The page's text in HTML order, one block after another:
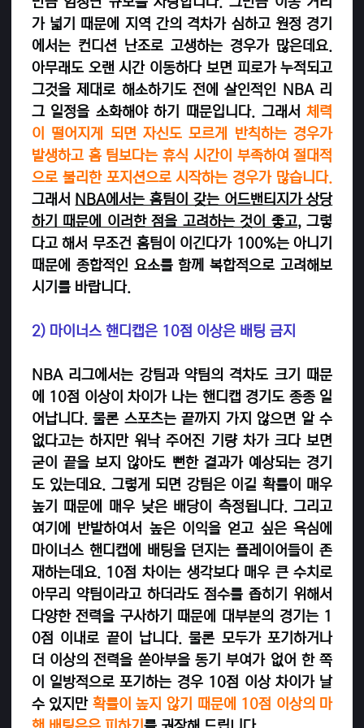
가 넓기 때문에 지역 간의 격차가 심하고 원정 경기
에서는 컨디션 난조로 고생하는 경우가 많은데요.
아무래도 오랜 시간 이동하다 보면 피로가 누적되고
그것을 제대로 해소하기도 전에 살인적인 NBA 리
그 일정을 소화해야 하기 때문입니다. 그래서체력
이 떨어지게 되면 자신도 모르게 반칙하는 경우가
발생하고 홈 팀보다는 휴식 시간이 부족하여 절대적
으로 불리한 포지션으로 시작하는 경우가 많습니다.
그래서 NBA에서는 홈팀이 갖는 어드밴티지가 상당
하기 때문에 이러한 점을 고려하는 것이 좋고, 그렇
다고 해서 무조건 홈팀이 이긴다가 100%는 아니기
때문에 종합적인 요소를 함께 복합적으로 고려해보
시기를 바랍니다.
2) 마이너스 핸디캡은 10점 이상은 배팅 금지
NBA 리그에서는 강팀과 약팀의 격차도 크기 때문
에 10점 이상이 차이가 나는 핸디캡 경기도 종종 일
어납니다. 물론 스포츠는 끝까지 가지 않으면 알 수
없다고는 하지만 워낙 주어진 기량 차가 크다 보면
굳이 끝을 보지 않아도 뻔한 결과가 예상되는 경기
도 있는데요. 그렇게 되면 강팀은 이길 확률이 매우
높기 때문에 매우 낮은 배당이 측정됩니다. 그리고
여기에 반발하여서 높은 이익을 얻고 싶은 욕심에
마이너스 핸디캡에 배팅을 던지는 플레이어들이 존
재하는데요. 10점 차이는 생각보다 매우 큰 수치로
아무리 약팀이라고 하더라도 점수를 좁히기 위해서
다양한 전력을 구사하기 때문에 대부분의 경기는 1
0점 이내로 끝이 납니다. 물론 모두가 포기하거나
더 이상의 전력을 쏟아부을 동기 부여가 없어 한 쪽
이 일방적으로 포기하는 경우 10점 이상 차이가 날
수 있지만 확률이 높지 않기 때문에 10점 이상의 마